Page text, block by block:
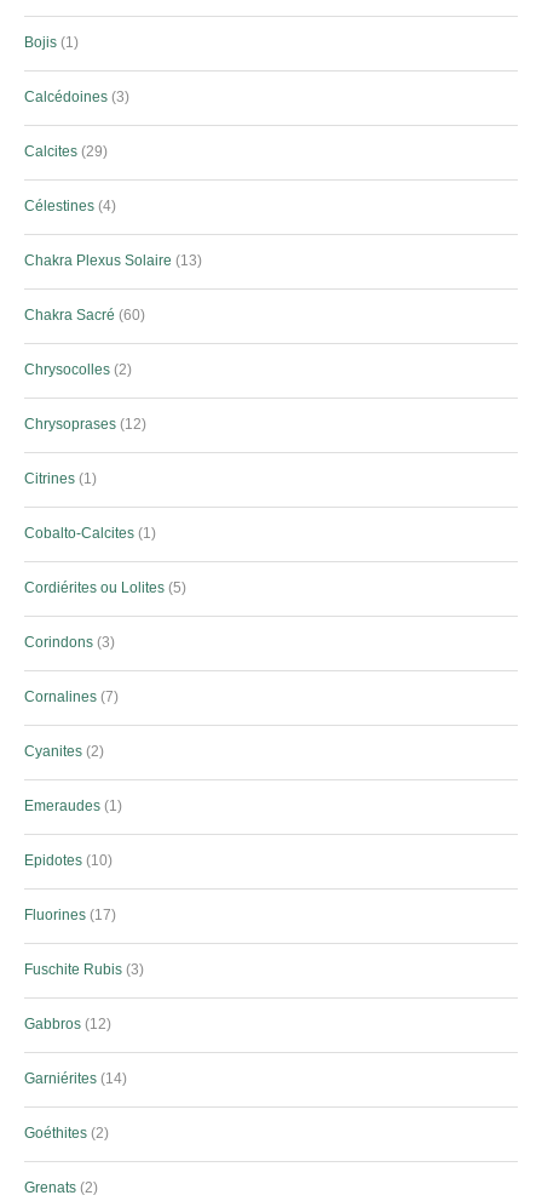
Bojis 1
Calcédoines 3
Calcites 29
Célestines 4
Chakra Plexus Solaire 13
Chakra Sacré 60
Chrysocolles 2
Chrysoprases 12
Citrines 1
Cobalto-Calcites 1
Cordiérites ou Lolites 5
Corindons 3
Cornalines 7
Cyanites 2
Emeraudes 1
Epidotes 10
Fluorines 17
Fuschite Rubis 3
Gabbros 12
Garniérites 14
Goéthites 2
Grenats 2